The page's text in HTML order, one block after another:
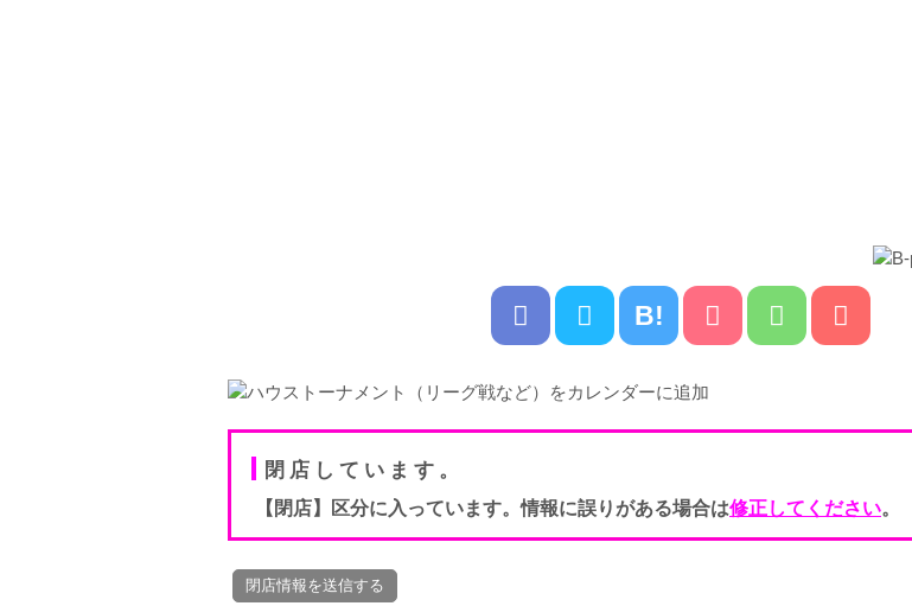
B!
閉店しています。
【閉店】区分に入っています。情報に誤りがある場合は修正してください。